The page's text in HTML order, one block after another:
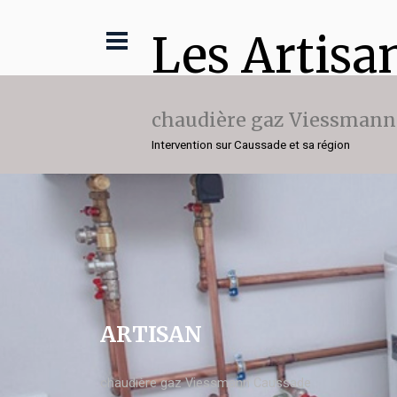
Les
chaudière gaz Viessmann
Intervention sur Caussade et sa région
ARTISAN
chaudière gaz Viessmann Caussade